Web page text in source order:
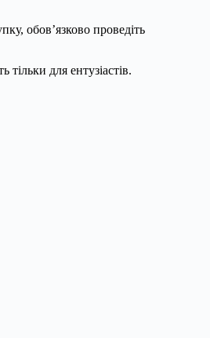
обов’язково проведіть
для ентузіастів.